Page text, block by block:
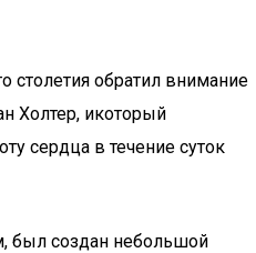
столетия обратил внимание
Холтер, икоторый
сердца в течение суток
был создан небольшой